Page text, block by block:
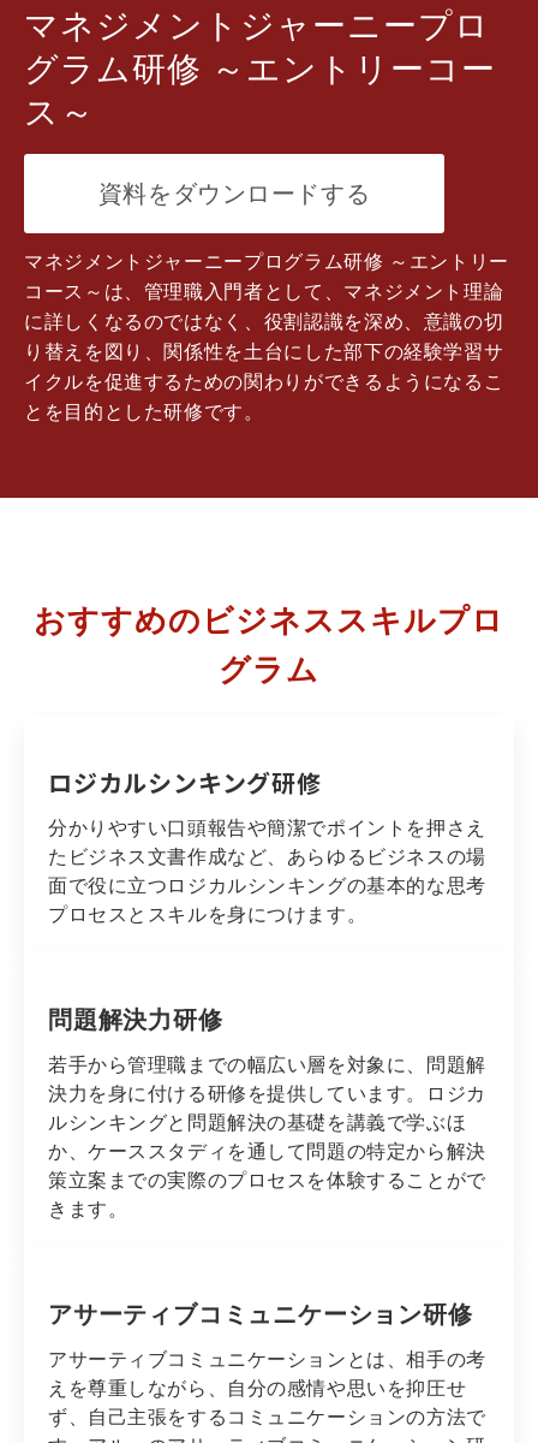
マネジメントジャーニープロ
グラム研修 ～エントリーコー
ス～
資料をダウンロードする
マネジメントジャーニープログラム研修 ～エントリー
コース～は、管理職入門者として、マネジメント理論
に詳しくなるのではなく、役割認識を深め、意識の切
り替えを図り、関係性を土台にした部下の経験学習サ
イクルを促進するための関わりができるようになるこ
とを目的とした研修です。
おすすめのビジネススキルプロ
グラム
ロジカルシンキング研修
分かりやすい口頭報告や簡潔でポイントを押さえ
たビジネス文書作成など、あらゆるビジネスの場
面で役に立つロジカルシンキングの基本的な思考
プロセスとスキルを身につけます。
問題解決力研修
若手から管理職までの幅広い層を対象に、問題解
決力を身に付ける研修を提供しています。ロジカ
ルシンキングと問題解決の基礎を講義で学ぶほ
か、ケーススタディを通して問題の特定から解決
策立案までの実際のプロセスを体験することがで
きます。
アサーティブコミュニケーション研修
アサーティブコミュニケーションとは、相手の考
えを尊重しながら、自分の感情や思いを抑圧せ
ず、自己主張をするコミュニケーションの方法で